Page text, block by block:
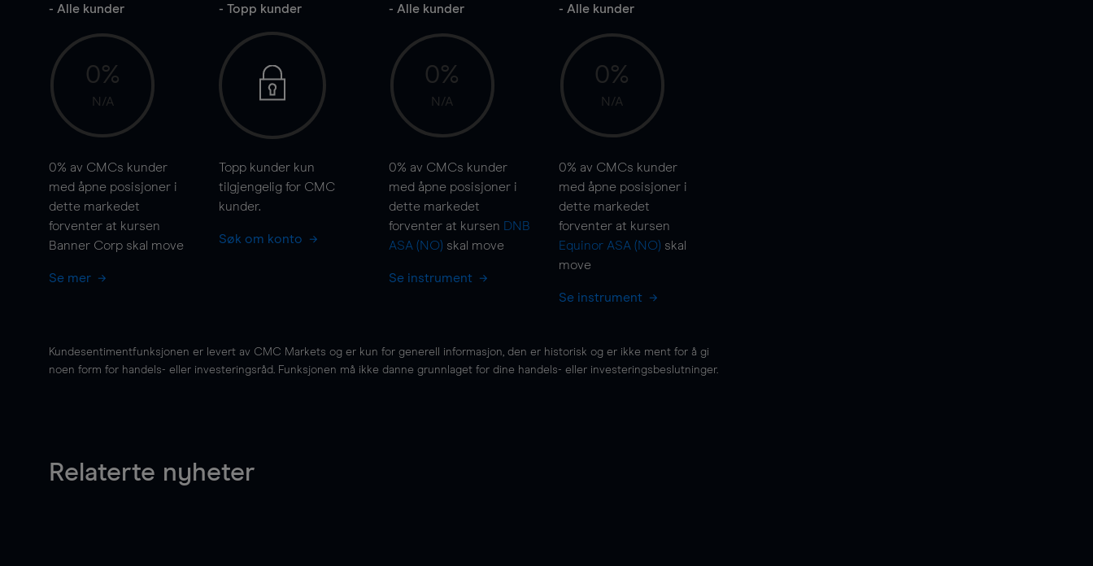
- Alle kunder
0%
N/A
0% av CMCs kunder
med åpne posisjoner i
dette markedet
forventer at kursen
Banner Corp skal move
Se mer
- Topp kunder
Topp kunder kun
tilgjengelig for CMC
kunder.
Søk om konto
- Alle kunder
0%
N/A
0% av CMCs kunder
med åpne posisjoner i
dette markedet
forventer at kursen DNB
ASA (NO) skal move
Se instrument
- Alle kunder
0%
N/A
0% av CMCs kunder
med åpne posisjoner i
dette markedet
forventer at kursen
Equinor ASA (NO) skal
move
Se instrument
Kundesentimentfunksjonen er levert av CMC Markets og er kun for generell informasjon, den er historisk og er ikke ment for å gi
noen form for handels- eller investeringsråd. Funksjonen må ikke danne grunnlaget for dine handels- eller investeringsbeslutninger.
Relaterte nyheter